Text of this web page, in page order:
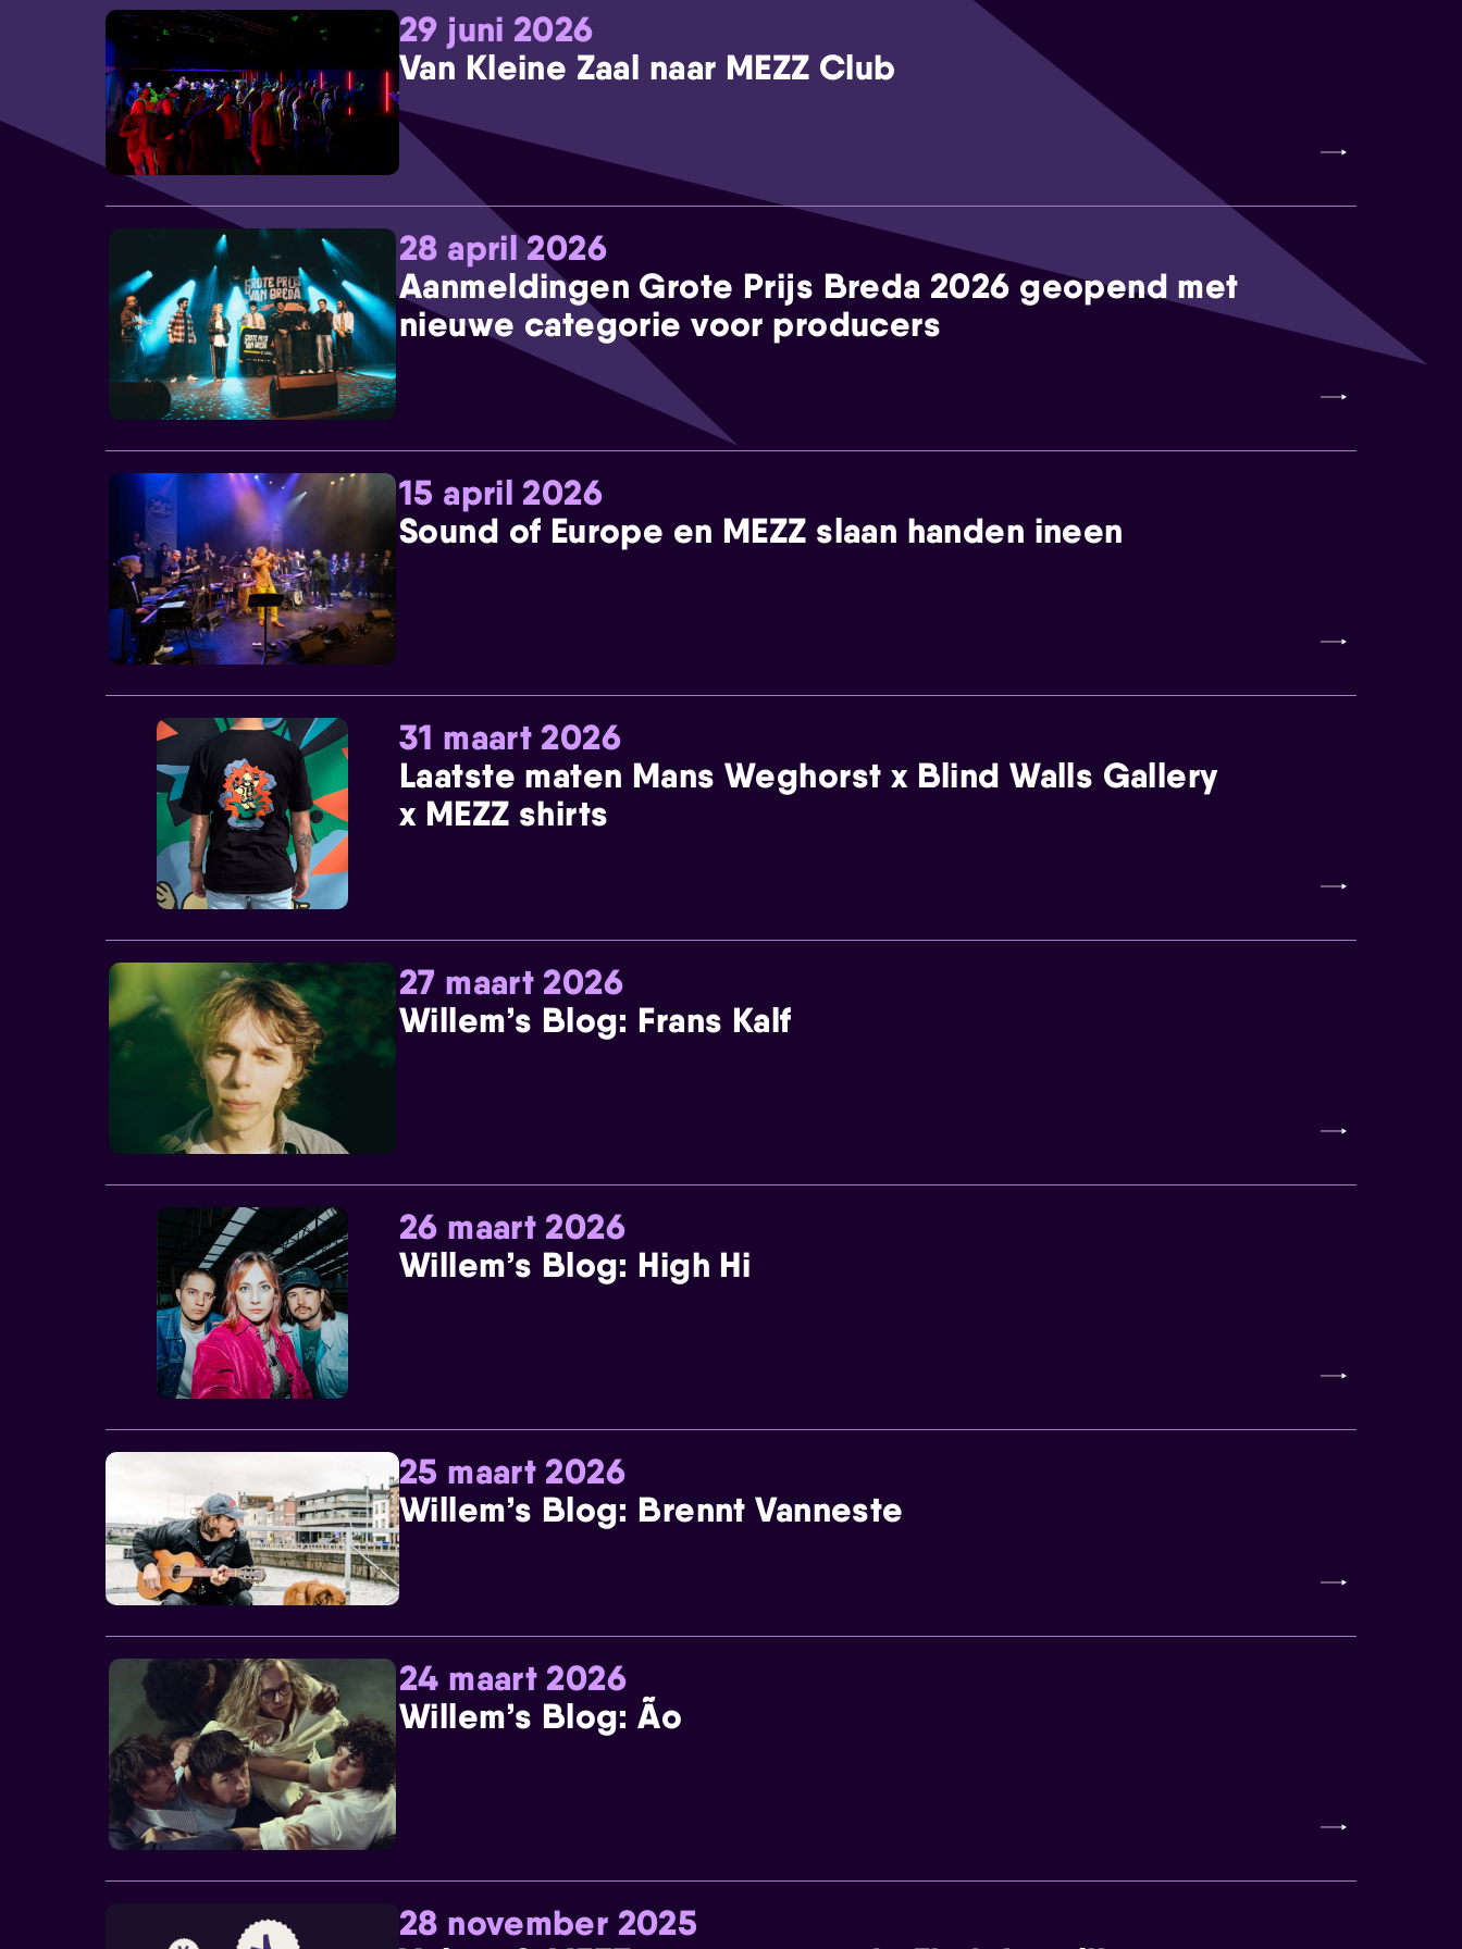
29 juni 2026
Van Kleine Zaal naar MEZZ Club
28 april 2026
Aanmeldingen Grote Prijs Breda 2026 geopend met
nieuwe categorie voor producers
15 april 2026
Sound of Europe en MEZZ slaan handen ineen
31 maart 2026
Laatste maten Mans Weghorst x Blind Walls Gallery
x MEZZ shirts
27 maart 2026
Willem’s Blog: Frans Kalf
26 maart 2026
Willem’s Blog: High Hi
25 maart 2026
Willem’s Blog: Brennt Vanneste
24 maart 2026
Willem’s Blog: Ão
28 november 2025